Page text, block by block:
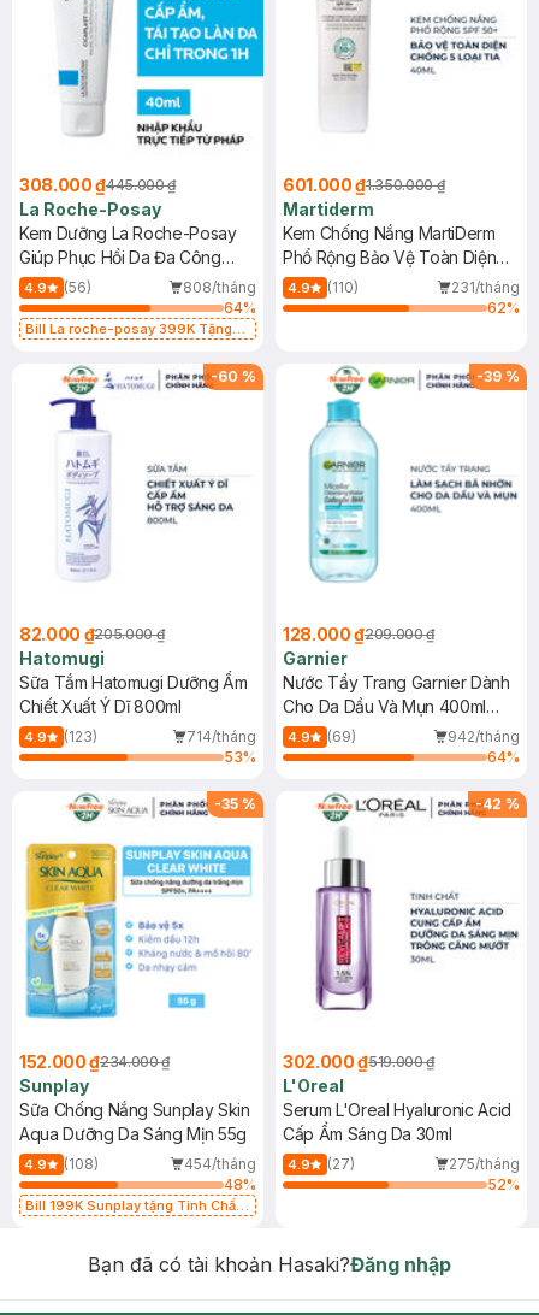
308.000 ₫445.000 ₫
La Roche-Posay
Kem Dưỡng La Roche-Posay
Giúp Phục Hồi Da Đa Công
Dụng 40ml
4.9 (56)
808/tháng
64%
Bill La roche-posay 399K Tặng
(SL có hạn)
601.000 ₫1.350.000 ₫
Martiderm
Kem Chống Nắng MartiDerm
Phổ Rộng Bảo Vệ Toàn Diện
40ml
4.9 (110)
231/tháng
62%
-60 %
82.000 ₫205.000 ₫
Hatomugi
Sữa Tắm Hatomugi Dưỡng Ẩm
Chiết Xuất Ý Dĩ 800ml
4.9 (123)
714/tháng
53%
-39 %
128.000 ₫209.000 ₫
Garnier
Nước Tẩy Trang Garnier Dành
Cho Da Dầu Và Mụn 400ml
(Mới)
4.9 (69)
942/tháng
64%
-35 %
152.000 ₫234.000 ₫
Sunplay
Sữa Chống Nắng Sunplay Skin
Aqua Dưỡng Da Sáng Mịn 55g
4.9 (108)
454/tháng
48%
Bill 199K Sunplay tặng Tinh Chất
-42 %
302.000 ₫519.000 ₫
L'Oreal
Serum L'Oreal Hyaluronic Acid
Cấp Ẩm Sáng Da 30ml
4.9 (27)
275/tháng
52%
Bạn đã có tài khoản Hasaki?Đăng nhập